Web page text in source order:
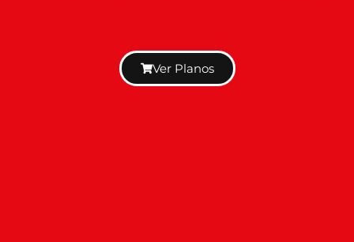
Ver Planos